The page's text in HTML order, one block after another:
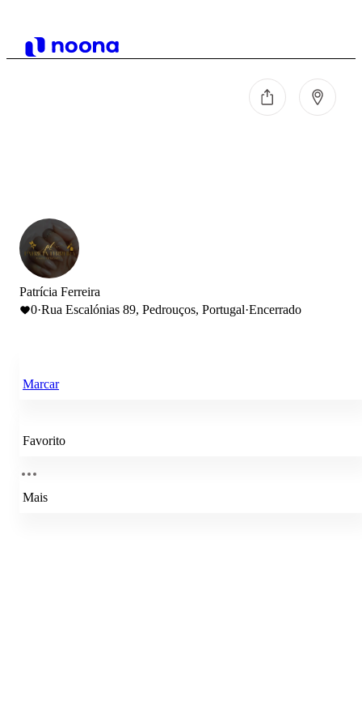
Patrícia Ferreira
0·Rua Escalónias 89, Pedrouços, Portugal·Encerrado
Marcar
Favorito
Mais